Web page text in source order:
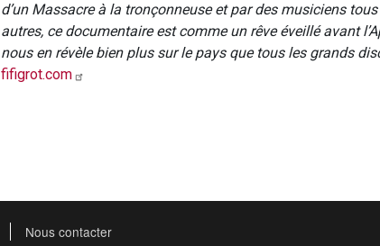
d’un Massacre à la tronçonneuse et par des musiciens
autres, ce documentaire est comme un rêve éveillé avant
nous en révèle bien plus sur le pays que tous les grands
fifigrot.com
Nous contacter